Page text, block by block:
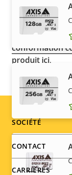
américains et
législations
nationales.
conformation
produit ici.
Footer
menu
SOCIÉTÉ
CONTACT
CARRIÈRES